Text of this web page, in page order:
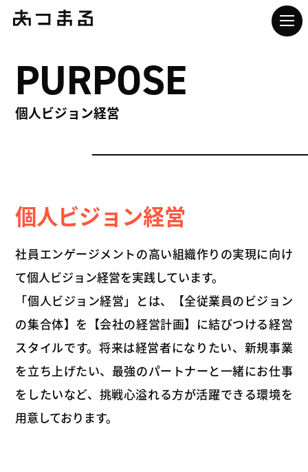
個人ビジョン経営
PURPOSE
個人ビジョン経営
社員エンゲージメントの高い組織作りの実現に向け
て個人ビジョン経営を実践しています。
「個人ビジョン経営」とは、【全従業員のビジョン
の集合体】を【会社の経営計画】に結びつける経営
スタイルです。将来は経営者になりたい、新規事業
を立ち上げたい、最強のパートナーと一緒にお仕事
をしたいなど、挑戦心溢れる方が活躍できる環境を
用意しております。